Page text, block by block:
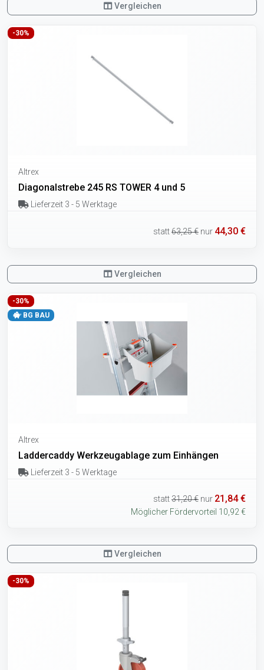
Vergleichen
-30%
Altrex
Diagonalstrebe 245 RS TOWER 4 und 5
Lieferzeit 3 - 5 Werktage
statt63,25 € nur 44,30 €
Vergleichen
-30%
BG BAU
Altrex
Laddercaddy Werkzeugablage zum Einhängen
Lieferzeit 3 - 5 Werktage
statt31,20 € nur 21,84 €
Möglicher Fördervorteil 10,92 €
Vergleichen
-30%